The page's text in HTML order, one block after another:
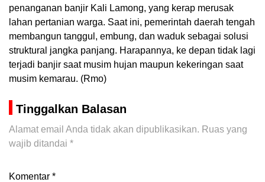
penanganan banjir Kali Lamong, yang kerap merusak
lahan pertanian warga. Saat ini, pemerintah daerah tengah
membangun tanggul, embung, dan waduk sebagai solusi
struktural jangka panjang. Harapannya, ke depan tidak lagi
terjadi banjir saat musim hujan maupun kekeringan saat
musim kemarau. (Rmo)
Tinggalkan Balasan
Alamat email Anda tidak akan dipublikasikan. Ruas yang
wajib ditandai *
Komentar *